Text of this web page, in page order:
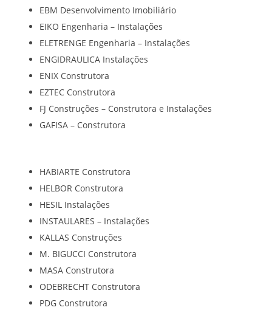
EBM Desenvolvimento Imobiliário
EIKO Engenharia – Instalações
ELETRENGE Engenharia – Instalações
ENGIDRAULICA Instalações
ENIX Construtora
EZTEC Construtora
FJ Construções – Construtora e Instalações
GAFISA – Construtora
HABIARTE Construtora
HELBOR Construtora
HESIL Instalações
INSTAULARES – Instalações
KALLAS Construções
M. BIGUCCI Construtora
MASA Construtora
ODEBRECHT Construtora
PDG Construtora